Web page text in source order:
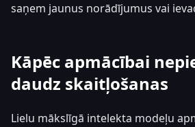
saņem jaunus norādījumus vai
Kāpēc apmācībai
daudz skaitļošanas
Lielu mākslīgā intelekta modeļu